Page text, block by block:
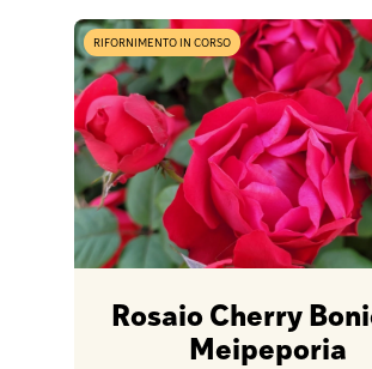
RIFORNIMENTO IN CORSO
Rosaio Cherry
Meipeporia